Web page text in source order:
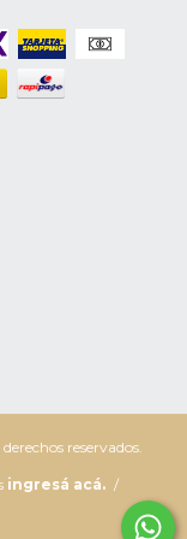
reservados.
ingresá acá. /